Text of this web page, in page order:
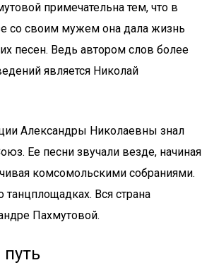
примечательна тем, что в
со своим мужем она дала жизнь
песен. Ведь автором слов более
является Николай
Александры Николаевны знал
Ее песни звучали везде, начиная
комсомольскими собраниями.
танцплощадках. Вся страна
Пахмутовой.